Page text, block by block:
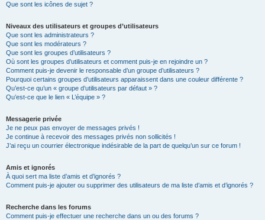
Que sont les icônes de sujet ?
Niveaux des utilisateurs et groupes d’utilisateurs
Que sont les administrateurs ?
Que sont les modérateurs ?
Que sont les groupes d’utilisateurs ?
Où sont les groupes d’utilisateurs et comment puis-je en rejoindre un ?
Comment puis-je devenir le responsable d’un groupe d’utilisateurs ?
Pourquoi certains groupes d’utilisateurs apparaissent dans une couleur différente ?
Qu’est-ce qu’un « groupe d’utilisateurs par défaut » ?
Qu’est-ce que le lien « L’équipe » ?
Messagerie privée
Je ne peux pas envoyer de messages privés !
Je continue à recevoir des messages privés non sollicités !
J’ai reçu un courrier électronique indésirable de la part de quelqu’un sur ce forum !
Amis et ignorés
À quoi sert ma liste d’amis et d’ignorés ?
Comment puis-je ajouter ou supprimer des utilisateurs de ma liste d’amis et d’ignorés ?
Recherche dans les forums
Comment puis-je effectuer une recherche dans un ou des forums ?